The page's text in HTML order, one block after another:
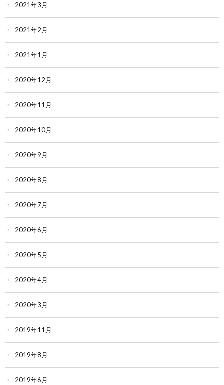
2021年3月
2021年2月
2021年1月
2020年12月
2020年11月
2020年10月
2020年9月
2020年8月
2020年7月
2020年6月
2020年5月
2020年4月
2020年3月
2019年11月
2019年8月
2019年6月